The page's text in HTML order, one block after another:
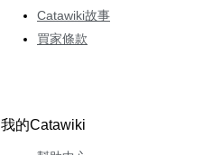
Catawiki故事
買家條款
我的Catawiki